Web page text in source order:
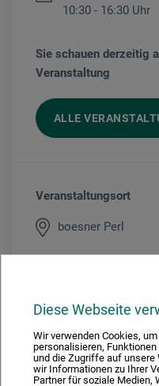
Diese Webseite
Wir verwenden Cookies,
personalisieren,
und die Zugriffe auf unsere
wir Informationen zu Ihrer
Partner für soziale Medien,
10:30 - 16:30 Uhr
Sie schauen derzeitig
Veranstaltung
ALLE
Veranstaltungsort
boesner Perl